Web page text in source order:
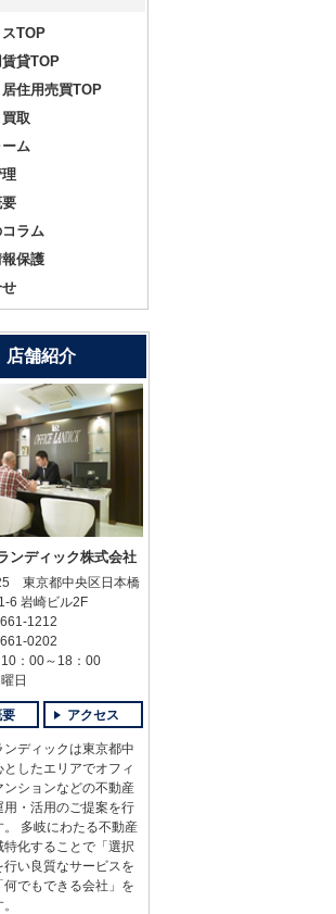
TOP
貸TOP
住用売買TOP
取
ーム
ラム
保護
店舗紹介
ンディック株式会社
東京都中央区日本橋
6 岩崎ビル2F
1212
0202
：00～18：00
日
アクセス
ンディックは東京都中
としたエリアでオフィ
ンションなどの不動産
用・活用のご提案を行
。 多岐にわたる不動産
特化することで「選択
行い良質なサービスを
何でもできる会社」を